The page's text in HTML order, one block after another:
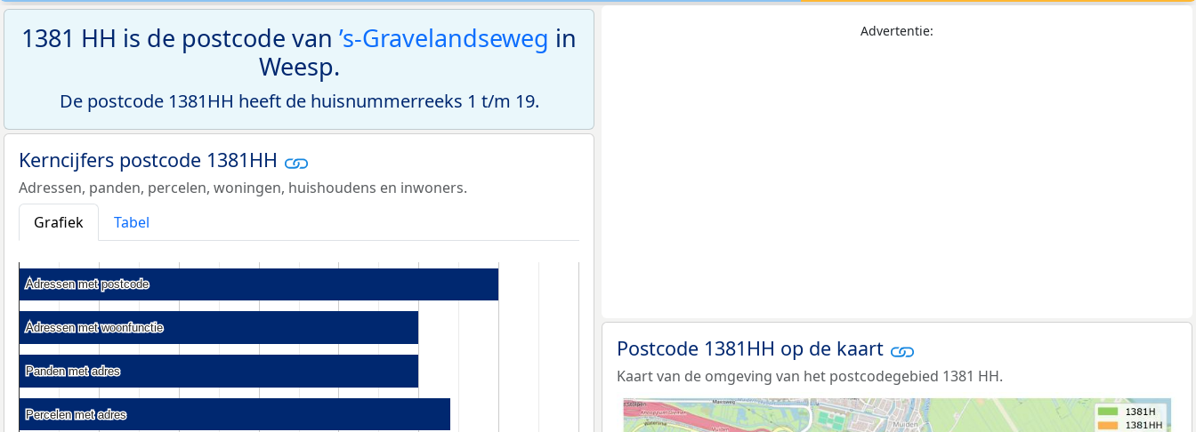
1381 HH is de postcode van ’s-Gravelandseweg in
Weesp.
De postcode 1381HH heeft de huisnummerreeks 1 t/m 19.
Kerncijfers postcode 1381HH
Adressen, panden, percelen, woningen, huishoudens en inwoners.
Grafiek
Tabel
Adressen met postcode
Adressen met postcode
Adressen met woonfunctie
Adressen met woonfunctie
Panden met adres
Panden met adres
Percelen met adres
Percelen met adres
Advertentie:
Postcode 1381HH op de kaart
Kaart van de omgeving van het postcodegebied 1381 HH.